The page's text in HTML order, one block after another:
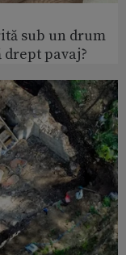
sub un drum
drept pavaj?